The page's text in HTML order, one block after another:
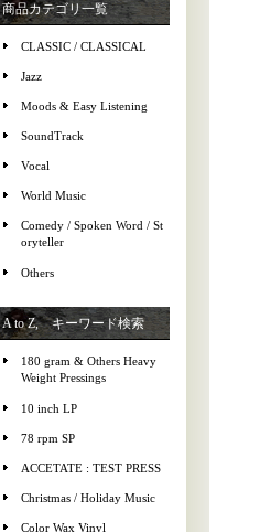
商品カテゴリ一覧
CLASSIC / CLASSICAL
Jazz
Moods & Easy Listening
SoundTrack
Vocal
World Music
Comedy / Spoken Word / St
oryteller
Others
A to Z, キーワード検索
180 gram & Others Heavy
Weight Pressings
10 inch LP
78 rpm SP
ACCETATE : TEST PRESS
Christmas / Holiday Music
Color Wax Vinyl